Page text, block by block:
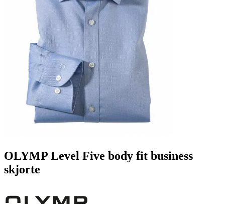
OLYMP Level Five body fit business
skjorte